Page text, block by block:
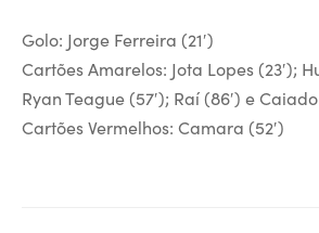
Golo: Jorge Ferreira (21′)
Cartões Amarelos: Jota Lopes (23′);
Ryan Teague (57′); Raí (86′) e
Cartões Vermelhos: Camara (52′)